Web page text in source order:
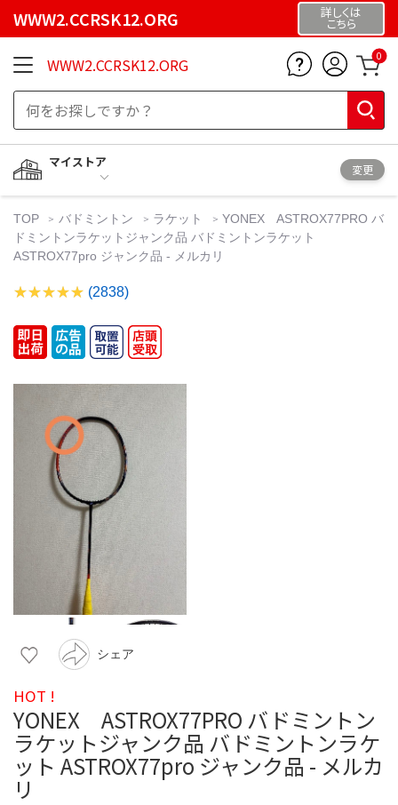
WWW2.CCRSK12.ORG 詳しくは
こちら
WWW2.CCRSK12.ORG 0
マイストア
変更
TOP バドミントン ラケット
YONEX ASTROX77PRO バ
ドミントンラケットジャンク品 バドミントンラケット
ASTROX77pro ジャンク品 - メルカリ
(2838)
シェア
HOT !
YONEX ASTROX77PRO バドミントン
ラケットジャンク品 バドミントンラケ
ット ASTROX77pro ジャンク品 - メルカ
リ